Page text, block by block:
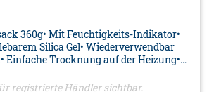
360g• Mit Feuchtigkeits-Indikator•
Silica Gel• Wiederverwendbar
Einfache Trocknung auf der Heizung•
Verkaufskarton
registrierte Händler sichtbar.